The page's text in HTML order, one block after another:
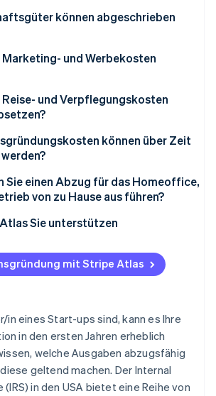
können abgeschrieben
Marketing- und Werbekosten
Reise- und Verpflegungskosten
können über Zeit
Sie einen Abzug für das Homeoffice,
von zu Hause aus führen?
wählen
Steuererklärung angeben
Sie unterstützen
beantragen
vor Erhalt der EIN-
ohne Einsatz eigener Mittel
des 83(b)-Steuerformulars
Unternehmensdokumente
mit Stripe Atlas
in eines Start-ups sind, kann es Ihre
in den ersten Jahren erheblich
welche Ausgaben abzugsfähig
geltend machen. Der Internal
(IRS) in den USA bietet eine Reihe von